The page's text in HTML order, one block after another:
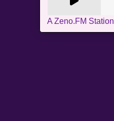
A Zeno.FM Station